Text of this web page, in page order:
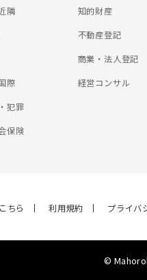
隣
際
犯罪
保険
知的財産
不動産登記
商業・法人登記
経営コンサル
ちら 利用規約 プライバ
©